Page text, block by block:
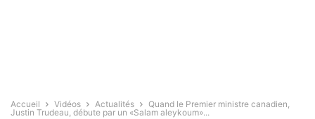
Accueil Vidéos Actualités
Quand le Premier ministre canadien,
Justin Trudeau, débute par un «Salam aleykoum»...